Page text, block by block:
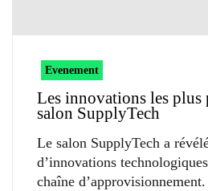
Evenement
Les innovations les plus
salon SupplyTech
Le salon SupplyTech a
d’innovations
chaîne